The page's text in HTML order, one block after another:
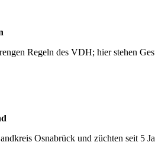
Regeln des VDH; hier stehen
Osnabrück und züchten seit 5